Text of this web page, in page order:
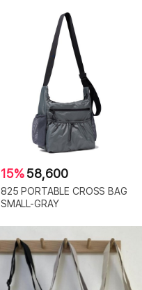
15%58,600
825 PORTABLE CROSS BAG
SMALL-GRAY